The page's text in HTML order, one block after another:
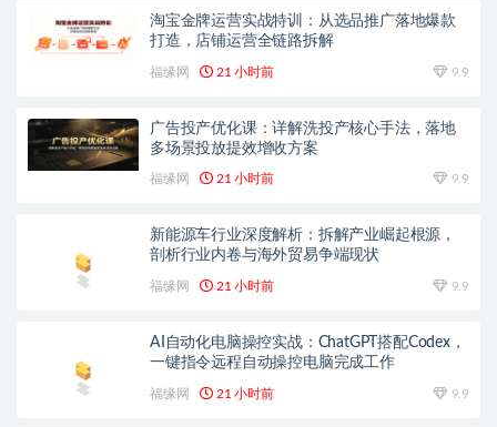
淘宝金牌运营实战特训：从选品推广落地爆款
打造，店铺运营全链路拆解
福缘网 21 小时前 9.9
广告投产优化课：详解洗投产核心手法，落地
多场景投放提效增收方案
福缘网 21 小时前 9.9
新能源车行业深度解析：拆解产业崛起根源，
剖析行业内卷与海外贸易争端现状
福缘网 21 小时前 9.9
AI自动化电脑操控实战：ChatGPT搭配Codex，
一键指令远程自动操控电脑完成工作
福缘网 21 小时前 9.9